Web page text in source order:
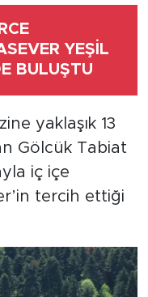
YEŞİL
BULUŞTU
yaklaşık 13
Gölcük Tabiat
iç içe
tercih ettiği